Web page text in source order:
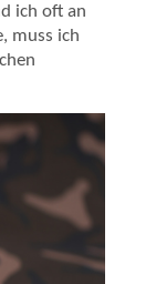
ich oft an
muss ich